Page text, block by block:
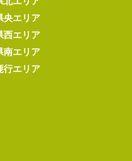
央エリア
西エリア
南エリア
行エリア